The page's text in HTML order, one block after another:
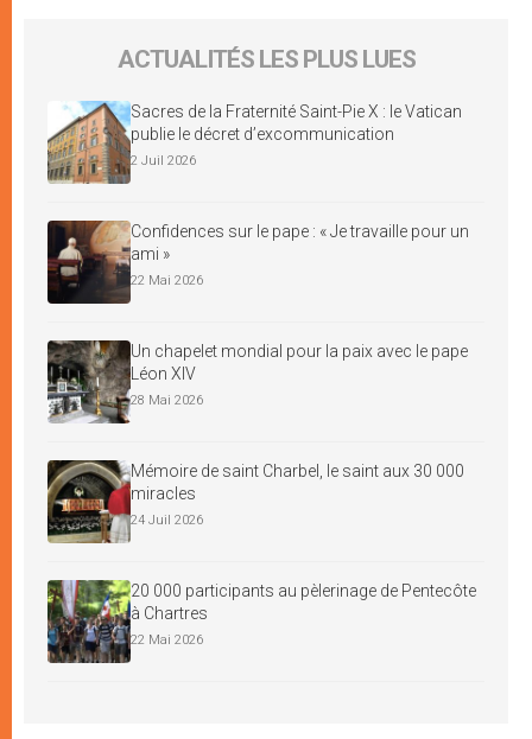
ACTUALITÉS LES PLUS LUES
Sacres de la Fraternité Saint-Pie X : le Vatican
publie le décret d’excommunication
2 Juil 2026
Confidences sur le pape : « Je travaille pour un
ami »
22 Mai 2026
Un chapelet mondial pour la paix avec le pape
Léon XIV
28 Mai 2026
Mémoire de saint Charbel, le saint aux 30 000
miracles
24 Juil 2026
20 000 participants au pèlerinage de Pentecôte
à Chartres
22 Mai 2026